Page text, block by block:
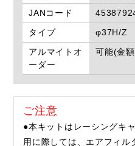
JANコード
タイプ
φ37H/Z
アルマイトオ
ーダー
可能(金
ご注意
●本キットはレーシングキ
用に際しては、エアフィル